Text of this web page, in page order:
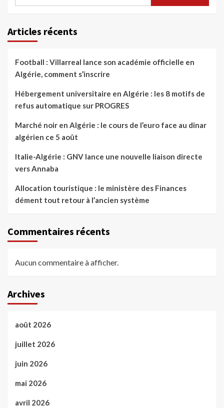
Articles récents
Football : Villarreal lance son académie officielle en
Algérie, comment s’inscrire
Hébergement universitaire en Algérie : les 8 motifs de
refus automatique sur PROGRES
Marché noir en Algérie : le cours de l’euro face au dinar
algérien ce 5 août
Italie-Algérie : GNV lance une nouvelle liaison directe
vers Annaba
Allocation touristique : le ministère des Finances
dément tout retour à l’ancien système
Commentaires récents
Aucun commentaire à afficher.
Archives
août 2026
juillet 2026
juin 2026
mai 2026
avril 2026